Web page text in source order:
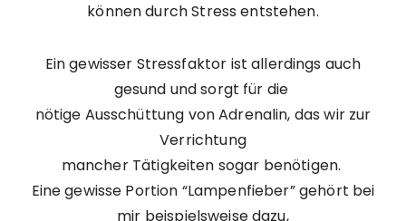
können durch Stress entstehen.
Ein gewisser Stressfaktor ist allerdings auch
gesund und sorgt für die
nötige Ausschüttung von Adrenalin, das wir zur
Verrichtung
mancher Tätigkeiten sogar benötigen.
Eine gewisse Portion “Lampenfieber” gehört bei
mir beispielsweise dazu,